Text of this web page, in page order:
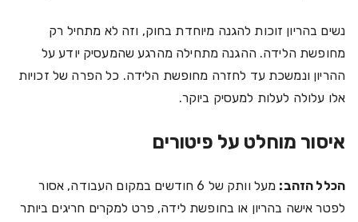
נשים בהריון זוכות להגנה מיוחדת בחוק, וזה לא מתחיל רק
מחופשת הלידה. ההגנה מתחילה מהרגע שהמעסיק יודע על
ההריון ונמשכת עד לחזרה מחופשת הלידה. כל הפרה של זכויות
אלו עלולה לעלות למעסיק ביוקר.
איסור מוחלט על פיטורים
הכלל הזהב:
מעל וותק של 6 חודשים במקום העבודה, אסור
לפטר אישה בהריון או בחופשת לידה, פרט למקרים חריגים ביותר